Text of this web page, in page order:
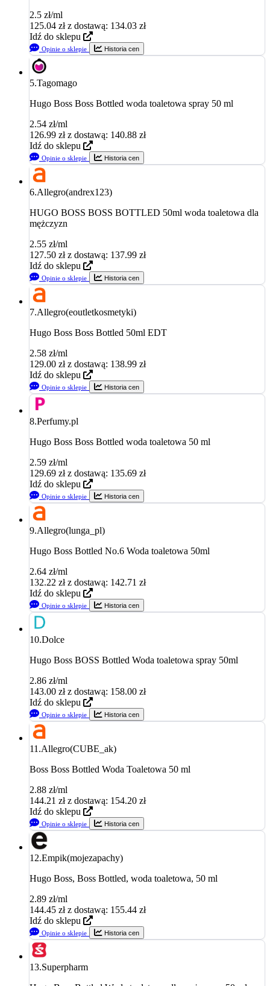
2.5 zł/ml
125.04 zł z dostawą: 134.03 zł
Idź do sklepu
Opinie o sklepie Historia cen
5.Tagomago
Hugo Boss Boss Bottled woda toaletowa spray 50 ml
2.54 zł/ml
126.99 zł z dostawą: 140.88 zł
Idź do sklepu
Opinie o sklepie Historia cen
6.Allegro(andrex123)
HUGO BOSS BOSS BOTTLED 50ml woda toaletowa dla
mężczyzn
2.55 zł/ml
127.50 zł z dostawą: 137.99 zł
Idź do sklepu
Opinie o sklepie Historia cen
7.Allegro(eoutletkosmetyki)
Hugo Boss Boss Bottled 50ml EDT
2.58 zł/ml
129.00 zł z dostawą: 138.99 zł
Idź do sklepu
Opinie o sklepie Historia cen
8.Perfumy.pl
Hugo Boss Boss Bottled woda toaletowa 50 ml
2.59 zł/ml
129.69 zł z dostawą: 135.69 zł
Idź do sklepu
Opinie o sklepie Historia cen
9.Allegro(lunga_pl)
Hugo Boss Bottled No.6 Woda toaletowa 50ml
2.64 zł/ml
132.22 zł z dostawą: 142.71 zł
Idź do sklepu
Opinie o sklepie Historia cen
10.Dolce
Hugo Boss BOSS Bottled Woda toaletowa spray 50ml
2.86 zł/ml
143.00 zł z dostawą: 158.00 zł
Idź do sklepu
Opinie o sklepie Historia cen
11.Allegro(CUBE_ak)
Boss Boss Bottled Woda Toaletowa 50 ml
2.88 zł/ml
144.21 zł z dostawą: 154.20 zł
Idź do sklepu
Opinie o sklepie Historia cen
12.Empik(mojezapachy)
Hugo Boss, Boss Bottled, woda toaletowa, 50 ml
2.89 zł/ml
144.45 zł z dostawą: 155.44 zł
Idź do sklepu
Opinie o sklepie Historia cen
13.Superpharm